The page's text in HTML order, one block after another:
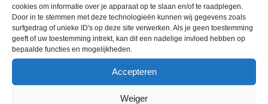
cookies om informatie over je apparaat op te slaan en/of te raadplegen.
Door in te stemmen met deze technologieën kunnen wij gegevens zoals
surfgedrag of unieke ID's op deze site verwerken. Als je geen toestemming
geeft of uw toestemming intrekt, kan dit een nadelige invloed hebben op
bepaalde functies en mogelijkheden.
Accepteren
Weiger